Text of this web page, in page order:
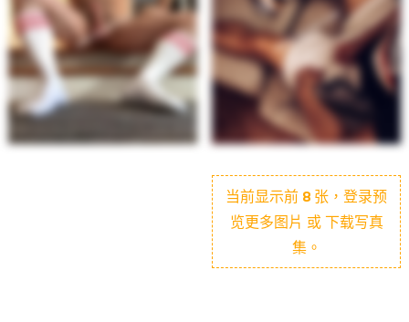
当前显示前 8 张，登录预
览更多图片 或 下载写真
集。